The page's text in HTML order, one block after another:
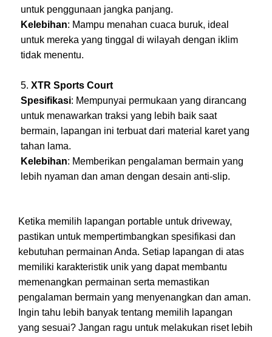
untuk penggunaan jangka panjang.
Kelebihan: Mampu menahan cuaca buruk, ideal
untuk mereka yang tinggal di wilayah dengan iklim
tidak menentu.
XTR Sports Court
Spesifikasi: Mempunyai permukaan yang dirancang
untuk menawarkan traksi yang lebih baik saat
bermain, lapangan ini terbuat dari material karet yang
tahan lama.
Kelebihan: Memberikan pengalaman bermain yang
lebih nyaman dan aman dengan desain anti-slip.
Ketika memilih lapangan portable untuk driveway,
pastikan untuk mempertimbangkan spesifikasi dan
kebutuhan permainan Anda. Setiap lapangan di atas
memiliki karakteristik unik yang dapat membantu
memenangkan permainan serta memastikan
pengalaman bermain yang menyenangkan dan aman.
Ingin tahu lebih banyak tentang memilih lapangan
yang sesuai? Jangan ragu untuk melakukan riset lebih